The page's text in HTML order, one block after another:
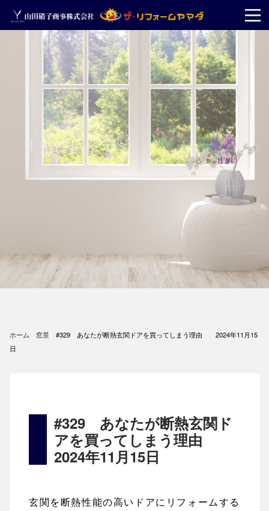
ホーム 窓景
#329 あなたが断熱玄関ドアを買ってしまう理由 2024年11月15
日
#329 あなたが断熱玄関ド
アを買ってしまう理由
2024年11月15日
玄関を断熱性能の高いドアにリフォームする